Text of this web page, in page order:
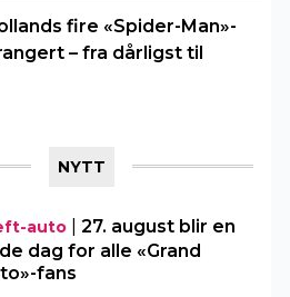
fire «Spider-Man»-
– fra dårligst til
NYTT
auto| 27. august blir en
dag for alle «Grand
fans